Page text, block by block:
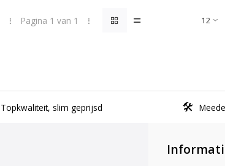
Pagina 1 van 1
Topkwaliteit, slim geprijsd